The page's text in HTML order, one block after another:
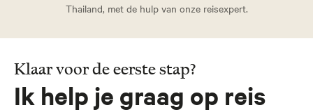
Vernieuwd Ecuador Rondreis - 14 dagen
Darwin’s Voyage
Thailand, met de hulp van onze reisexpert.
Klaar voor de eerste stap?
Ik help je graag op reis